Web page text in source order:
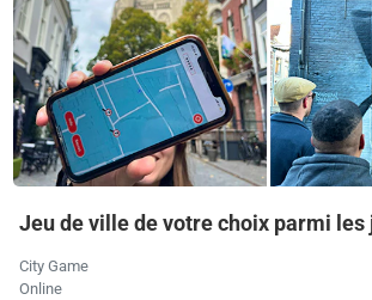
Jeu de ville de votre choix parmi les
City Game
Online